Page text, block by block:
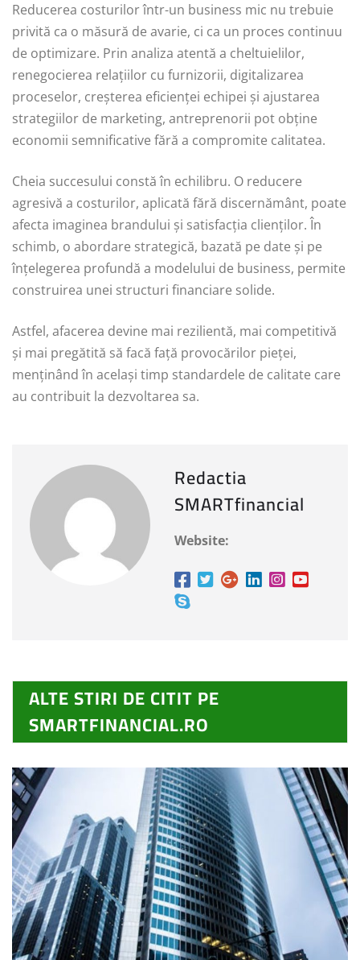
Reducerea costurilor într-un business mic nu trebuie
privită ca o măsură de avarie, ci ca un proces continuu
de optimizare. Prin analiza atentă a cheltuielilor,
renegocierea relațiilor cu furnizorii, digitalizarea
proceselor, creșterea eficienței echipei și ajustarea
strategiilor de marketing, antreprenorii pot obține
economii semnificative fără a compromite calitatea.
Cheia succesului constă în echilibru. O reducere
agresivă a costurilor, aplicată fără discernământ, poate
afecta imaginea brandului și satisfacția clienților. În
schimb, o abordare strategică, bazată pe date și pe
înțelegerea profundă a modelului de business, permite
construirea unei structuri financiare solide.
Astfel, afacerea devine mai rezilientă, mai competitivă
și mai pregătită să facă față provocărilor pieței,
menținând în același timp standardele de calitate care
au contribuit la dezvoltarea sa.
Redactia
SMARTfinancial
Website:
ALTE STIRI DE CITIT PE
SMARTFINANCIAL.RO